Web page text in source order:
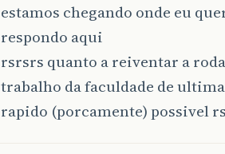
estamos chegando onde eu
respondo aqui
rsrsrs quanto a reiventar a
trabalho da faculdade de
rapido (porcamente) possivel